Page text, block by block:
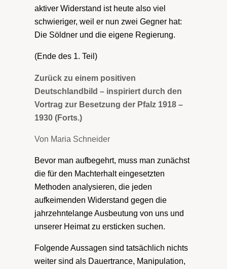
aktiver Widerstand ist heute also viel
schwieriger, weil er nun zwei Gegner hat:
Die Söldner und die eigene Regierung.
(Ende des 1. Teil)
Zurück zu einem positiven
Deutschlandbild – inspiriert durch den
Vortrag zur Besetzung der Pfalz 1918 –
1930 (Forts.)
Von Maria Schneider
Bevor man aufbegehrt, muss man zunächst
die für den Machterhalt eingesetzten
Methoden analysieren, die jeden
aufkeimenden Widerstand gegen die
jahrzehntelange Ausbeutung von uns und
unserer Heimat zu ersticken suchen.
Folgende Aussagen sind tatsächlich nichts
weiter sind als Dauertrance, Manipulation,